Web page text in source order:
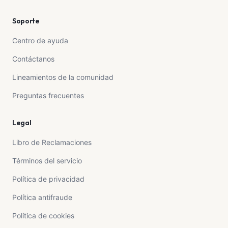
Comisión de la plataforma y fondo de imprevistos –
S/ 1,000 (8.5%)”
pequeño fondo de respaldo para cubrir movilidad y
cualquier imprevisto.”
Soporte
Centro de ayuda
Contáctanos
Lineamientos de la comunidad
Preguntas frecuentes
Legal
Libro de Reclamaciones
Términos del servicio
Política de privacidad
Política antifraude
Política de cookies